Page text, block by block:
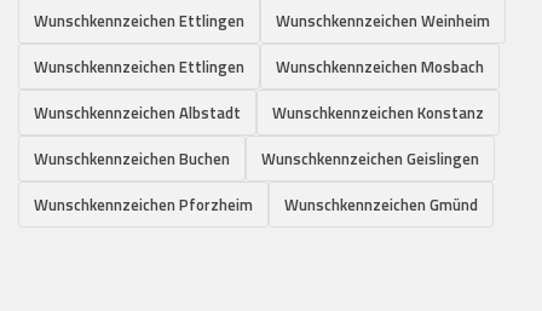
Wunschkennzeichen Ettlingen
Wunschkennzeichen Weinheim
Wunschkennzeichen Ettlingen
Wunschkennzeichen Mosbach
Wunschkennzeichen Albstadt
Wunschkennzeichen Konstanz
Wunschkennzeichen Buchen
Wunschkennzeichen Geislingen
Wunschkennzeichen Pforzheim
Wunschkennzeichen Gmünd